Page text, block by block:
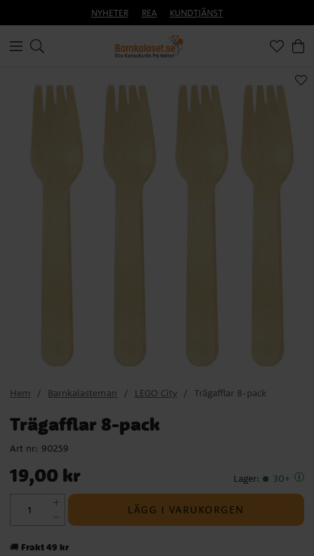
NYHETER REA KUNDTJÄNST
Hem Barnkalasteman LEGO City Trägafflar 8-pack
Trägafflar 8-pack
Art nr: 90259
Pris: 19,00 kr
19,00 kr Lager: 30+
LÄGG I VARUKORGEN
🚚 Frakt 49 kr